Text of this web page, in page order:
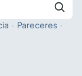
· Pareceres ·